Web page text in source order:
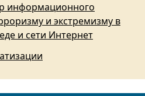
информационного
и экстремизму в
и сети Интернет